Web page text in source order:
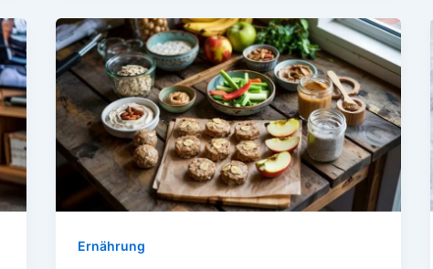
der
Schwangerschaft
–
Für
zwei
genießen
Ernährung